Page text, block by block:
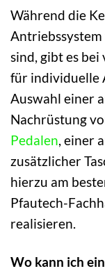
Während die
sind, gibt es bei
für individuelle
Auswahl einer
Nachrüstung
Pedalen, einer
zusätzlicher
hierzu am
Pfautech-
realisieren.
Wo kann ich